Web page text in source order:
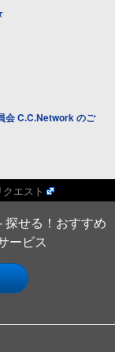
会 C.C.Network のご
クエスト
せる！おすすめ
ービス